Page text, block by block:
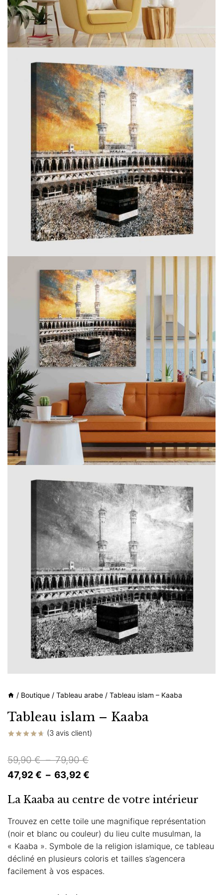
/ Boutique / Tableau arabe / Tableau islam – Kaaba
Tableau islam – Kaaba
basé sur
notations
client
(3 avis client)
59,90€ – 79,90€Plage
de
59,90 €
à
79,90 €
47,92 € – 63,92 €
prix :
47,92 €
à
63,92 €
La Kaaba au centre de votre intérieur
Trouvez en cette toile une magnifique représentation
(noir et blanc ou couleur) du lieu culte musulman, la
« Kaaba ». Symbole de la religion islamique, ce tableau
décliné en plusieurs coloris et tailles s’agencera
facilement à vos espaces.